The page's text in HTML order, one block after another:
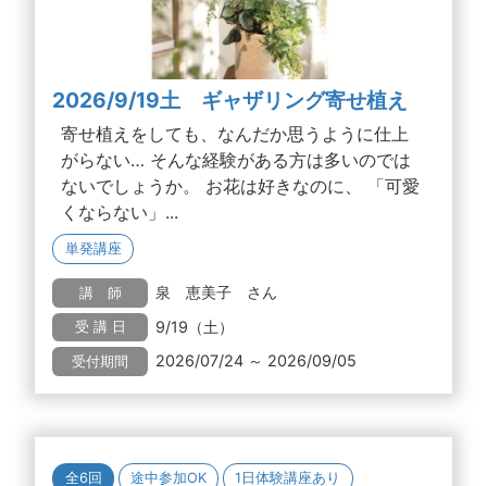
2026/9/19土 ギャザリング寄せ植え
寄せ植えをしても、なんだか思うように仕上
がらない… そんな経験がある方は多いのでは
ないでしょうか。 お花は好きなのに、 「可愛
くならない」...
単発講座
講 師 泉 恵美子 さん
受 講 日 9/19（土）
受付期間 2026/07/24 ～ 2026/09/05
全6回 途中参加OK 1日体験講座あり